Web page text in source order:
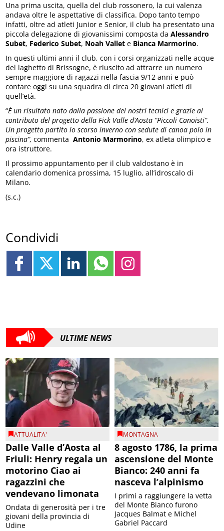
Una prima uscita, quella del club rossonero, la cui valenza
andava oltre le aspettative di classifica. Dopo tanto tempo
infatti, oltre ad atleti Junior e Senior, il club ha presentato una
piccola delegazione di giovanissimi composta daAlessandro
Subet, Federico Subet, Noah Vallet e Bianca Marmorino.
In questi ultimi anni il club, con i corsi organizzati nelle acque
del laghetto di Brissogne, è riuscito ad attrarre un numero
sempre maggiore di ragazzi nella fascia 9/12 anni e può
contare oggi su una squadra di circa 20 giovani atleti di
quell’età.
“È un risultato nato dalla passione dei nostri tecnici e grazie al
contributo del progetto della Fick Valle d’Aosta “Piccoli Canoisti”.
Un progetto partito lo scorso inverno con sedute di canoa polo in
piscina”,commenta Antonio Marmorino, ex atleta olimpico e
ora istruttore.
Il prossimo appuntamento per il club valdostano è in
calendario domenica prossima, 15 luglio, all’idroscalo di
Milano.
(s.c.)
Condividi
ULTIME NEWS
ATTUALITA'
Dalle Valle d’Aosta al
Friuli: Henry regala un
motorino Ciao ai
ragazzini che
vendevano limonata
Ondata di generosità per i tre
giovani della provincia di
Udine
MONTAGNA
8 agosto 1786, la prima
ascensione del Monte
Bianco: 240 anni fa
nasceva l’alpinismo
I primi a raggiungere la vetta
del Monte Bianco furono
Jacques Balmat e Michel
Gabriel Paccard